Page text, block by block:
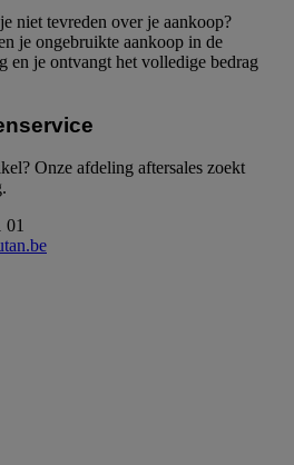
niet tevreden over je aankoop?
je ongebruikte aankoop in de
en je ontvangt het volledige bedrag
Onze afdeling aftersales zoekt
01